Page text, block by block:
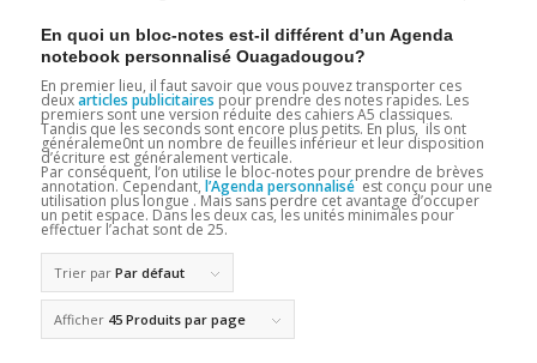
En quoi un bloc-notes est-il différent d’un Agenda
notebook personnalisé Ouagadougou?
En premier lieu, il faut savoir que vous pouvez transporter ces
deuxarticles publicitaires pour prendre des notes rapides. Les
premiers sont une version réduite des cahiers A5 classiques.
Tandis que les seconds sont encore plus petits. En plus, ils ont
généraleme0nt un nombre de feuilles inférieur et leur disposition
d’écriture est généralement verticale.
Par conséquent, l’on utilise le bloc-notes pour prendre de brèves
annotation. Cependant, l’Agenda personnalisé est conçu pour une
utilisation plus longue . Mais sans perdre cet avantage d’occuper
un petit espace. Dans les deux cas, les unités minimales pour
effectuer l’achat sont de 25.
Trier par Par défaut
Afficher 45 Produits par page